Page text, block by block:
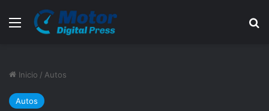
Menú
Inicio / Autos
Autos